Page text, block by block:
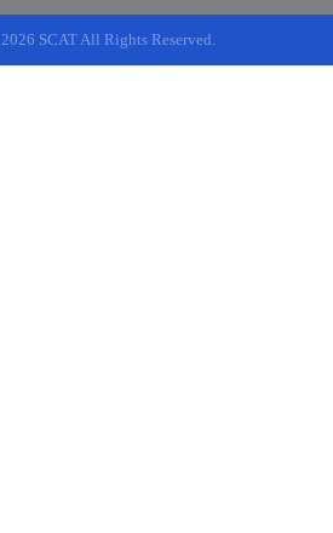
2026 SCAT All Rights Reserved.